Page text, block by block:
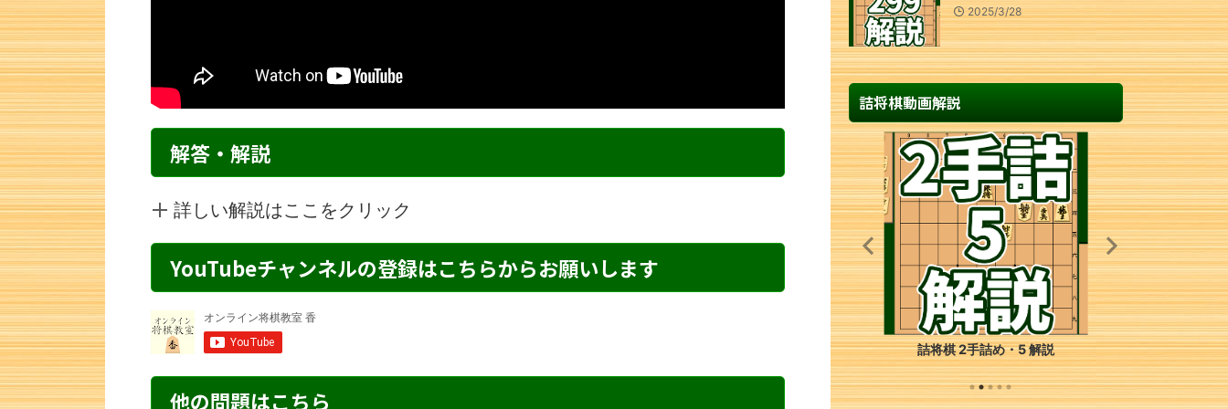
解答・解説
詳しい解説はここをクリック
YouTubeチャンネルの登録はこちらからお願いします
他の問題はこちら
2025/3/28
詰将棋動画解説
詰将棋 6手詰め・59 解説 詰将棋 6手詰め・94 解説 詰将